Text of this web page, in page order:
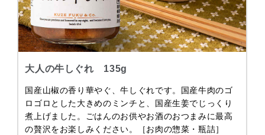
大人の牛しぐれ 135g
国産山椒の香り華やぐ、牛しぐれです。国産牛肉のゴ
ロゴロとした大きめのミンチと、国産生姜でじっくり
煮上げました。ごはんのお供やお酒のおつまみに最高
の贅沢をお楽しみください。［お肉の惣菜・瓶詰］